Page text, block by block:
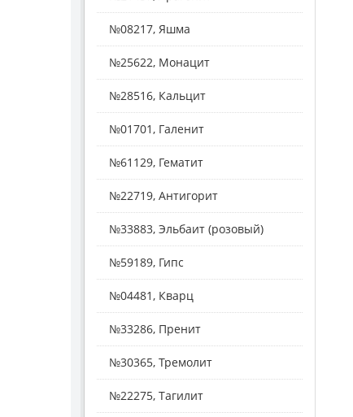
№08217, Яшма
№25622, Монацит
№28516, Кальцит
№01701, Галенит
№61129, Гематит
№22719, Антигорит
№33883, Эльбаит (розовый)
№59189, Гипс
№04481, Кварц
№33286, Пренит
№30365, Тремолит
№22275, Тагилит